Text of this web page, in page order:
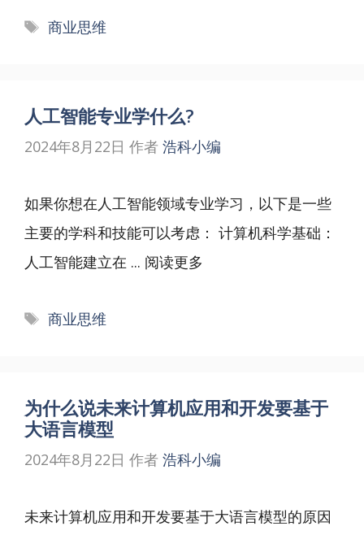
标
商业思维
人工智能专业学什么?
2024年8月22日 作者 浩科小编
如果你想在人工智能领域专业学习，以下是一些
主要的学科和技能可以考虑： 计算机科学基础：
人工智能建立在 ... 阅读更多
标
商业思维
为什么说未来计算机应用和开发要基于
大语言模型
2024年8月22日 作者 浩科小编
未来计算机应用和开发要基于大语言模型的原因